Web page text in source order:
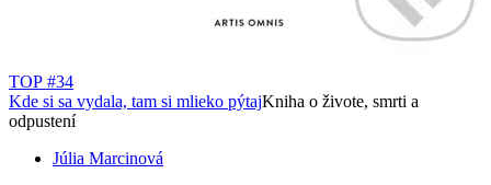
TOP #34
Kde si sa vydala, tam si mlieko pýtajKniha o živote, smrti a
odpustení
Júlia Marcinová